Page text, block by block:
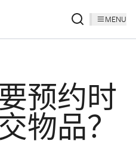
MENU
预约时
物品？